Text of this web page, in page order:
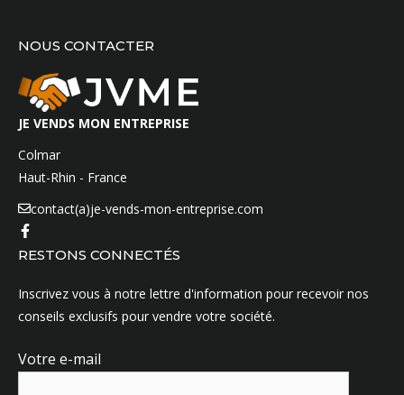
NOUS CONTACTER
JE VENDS MON ENTREPRISE
Colmar
Haut-Rhin - France
contact(a)je-vends-mon-entreprise.com
RESTONS CONNECTÉS
Inscrivez vous à notre lettre d'information pour recevoir nos
conseils exclusifs pour vendre votre société.
Votre e-mail